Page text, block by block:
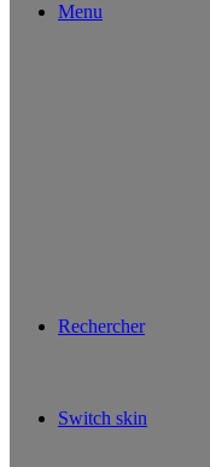
Menu
Rechercher
Switch skin